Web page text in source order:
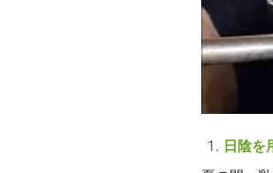
日陰を